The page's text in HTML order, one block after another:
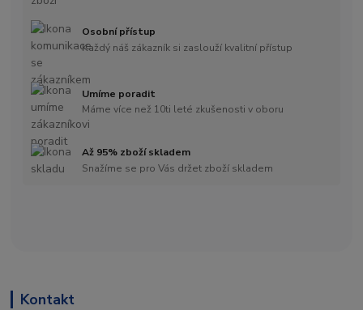
Osobní přístup
Každý náš zákazník si zaslouží kvalitní přístup
Umíme poradit
Máme více než 10ti leté zkušenosti v oboru
Až 95% zboží skladem
Snažíme se pro Vás držet zboží skladem
Kontakt